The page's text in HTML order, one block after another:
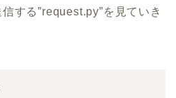
する”request.py”を見ていき